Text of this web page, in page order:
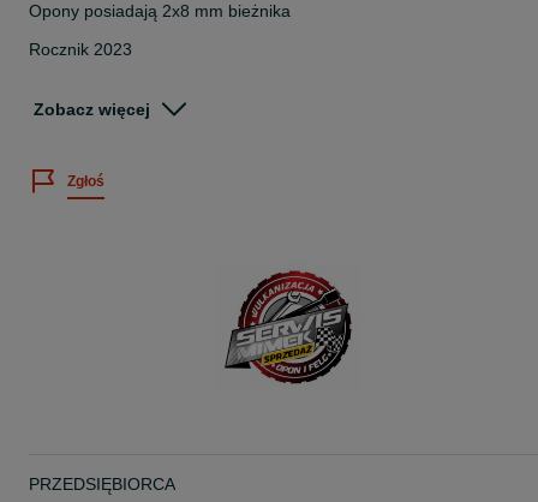
Opony posiadają 2x8 mm bieżnika
Rocznik 2023
Więcej informacji telefonicznie
www.facebook.com/SerwisMimek
Zapraszam na nasze inne aukcje
Zobacz więcej
Zgłoś
PRZEDSIĘBIORCA